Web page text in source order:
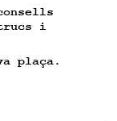
i
plaça.